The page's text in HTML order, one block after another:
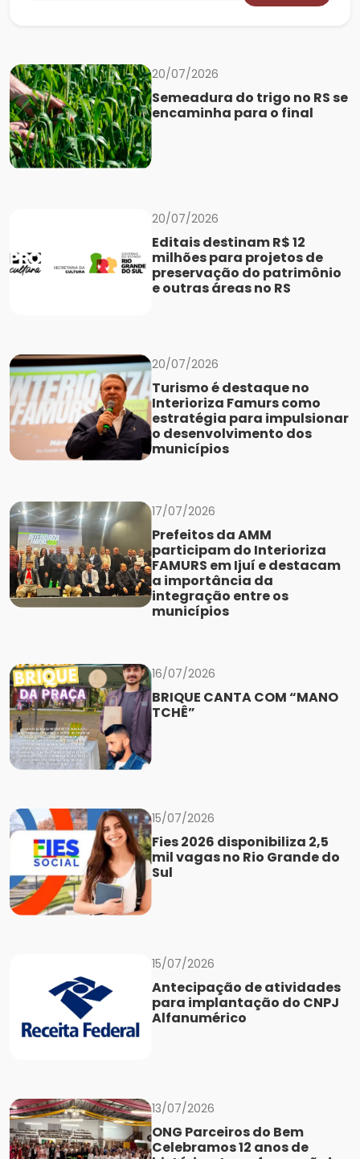
20/07/2026
Semeadura do trigo no RS se
encaminha para o final
20/07/2026
Editais destinam R$ 12
milhões para projetos de
preservação do patrimônio
e outras áreas no RS
20/07/2026
Turismo é destaque no
Interioriza Famurs como
estratégia para impulsionar
o desenvolvimento dos
municípios
17/07/2026
Prefeitos da AMM
participam do Interioriza
FAMURS em Ijuí e destacam
a importância da
integração entre os
municípios
16/07/2026
BRIQUE CANTA COM “MANO
TCHÊ”
15/07/2026
Fies 2026 disponibiliza 2,5
mil vagas no Rio Grande do
Sul
15/07/2026
Antecipação de atividades
para implantação do CNPJ
Alfanumérico
13/07/2026
ONG Parceiros do Bem
Celebramos 12 anos de